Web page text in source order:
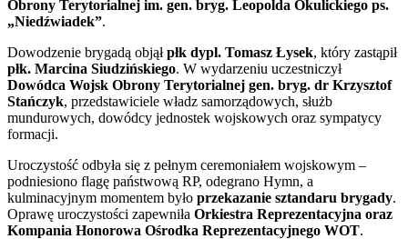
Obrony Terytorialnej im. gen. bryg. Leopolda Okulickiego ps.
„Niedźwiadek”.
Dowodzenie brygadą objąłpłk dypl. Tomasz Łysek, który zastąpił
płk. Marcina Siudzińskiego. W wydarzeniu uczestniczył
Dowódca Wojsk Obrony Terytorialnej gen. bryg. dr Krzysztof
Stańczyk, przedstawiciele władz samorządowych, służb
mundurowych, dowódcy jednostek wojskowych oraz sympatycy
formacji.
Uroczystość odbyła się z pełnym ceremoniałem wojskowym –
podniesiono flagę państwową RP, odegrano Hymn, a
kulminacyjnym momentem było przekazanie sztandaru brygady.
Oprawę uroczystości zapewniła Orkiestra Reprezentacyjna oraz
Kompania Honorowa Ośrodka Reprezentacyjnego WOT.